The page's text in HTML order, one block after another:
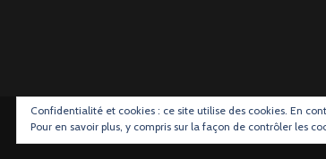
2026
Confidentialité et cookies : ce site utilise des cookies. En
Pour en savoir plus, y compris sur la façon de contrôler les